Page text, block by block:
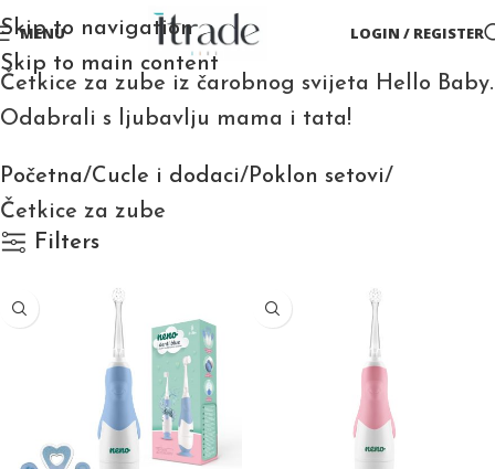
Skip to navigation
Skip to main content
MENU LOGIN / REGISTER
Četkice za zube iz čarobnog svijeta Hello Baby.
Odabrali s ljubavlju mama i tata!
Početna Cucle i dodaci Poklon setovi
Četkice za zube
Filters